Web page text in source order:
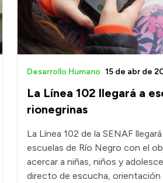
La Línea 102 llegará a
rionegrinas
Desarrollo Humano 15 de abr de
La Línea 102 de la SENAF llegará
escuelas de Río Negro con el
acercar a niñas, niños y
directo de escucha, orientación